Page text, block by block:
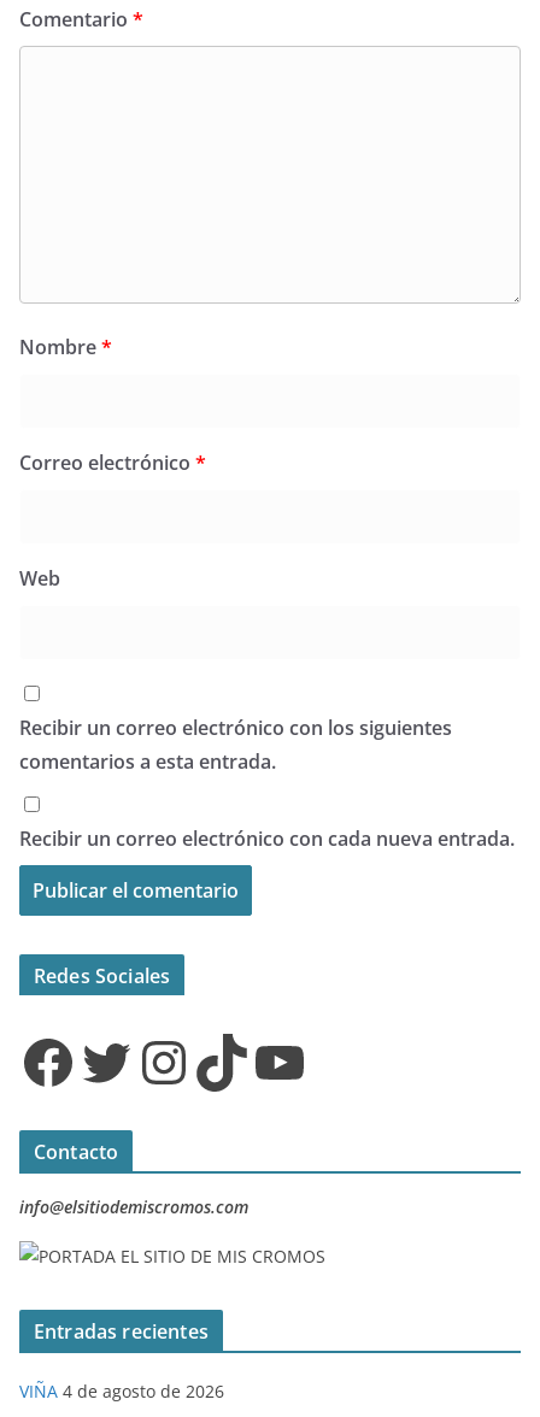
Comentario *
Nombre*
Correo electrónico *
Web
Recibir un correo electrónico con los siguientes
comentarios a esta entrada.
Recibir un correo electrónico con cada nueva entrada.
Redes Sociales
Facebook Twitter InstagramTikTok YouTube
Contacto
info@elsitiodemiscromos.com
Entradas recientes
VIÑA 4 de agosto de 2026